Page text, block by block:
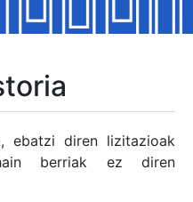
ebatzi diren lizitazioak
berriak ez diren